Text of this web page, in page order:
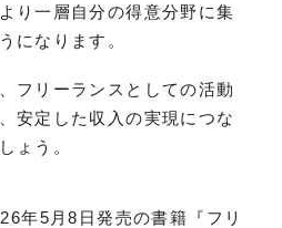
り一層自分の得意分野に集
になります。
フリーランスとしての活動
安定した収入の実現につな
ょう。
年5月8日発売の書籍『フリ